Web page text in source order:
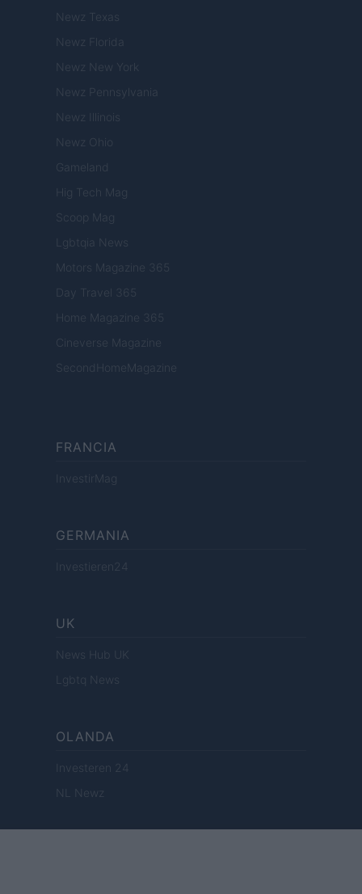
Newz Texas
Newz Florida
Newz New York
Newz Pennsylvania
Newz Illinois
Newz Ohio
Gameland
Hig Tech Mag
Scoop Mag
Lgbtqia News
Motors Magazine 365
Day Travel 365
Home Magazine 365
Cineverse Magazine
SecondHomeMagazine
FRANCIA
InvestirMag
GERMANIA
Investieren24
UK
News Hub UK
Lgbtq News
OLANDA
Investeren 24
NL Newz